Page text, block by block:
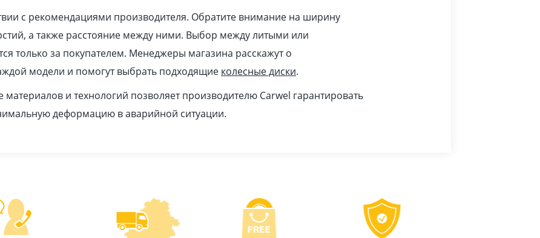
с рекомендациями производителя. Обратите внимание на ширину
а также расстояние между ними. Выбор между литыми или
только за покупателем. Менеджеры магазина расскажут о
модели и помогут выбрать подходящие колесные диски.
и технологий позволяет производителю Carwel гарантировать
деформацию в аварийной ситуации.